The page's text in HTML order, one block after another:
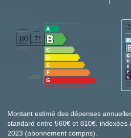
Montant estimé des dépenses
standard entre 560€ et 810€. indexées
2023 (abonnement compris).